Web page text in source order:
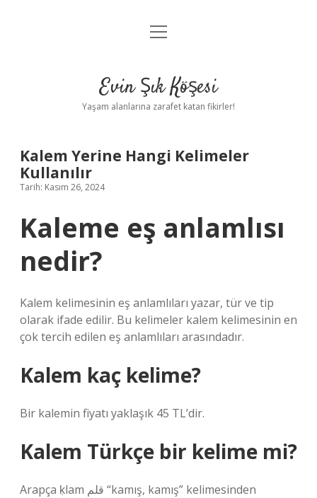
Anasayfa
Yasal Uyarı
menüyü
Evin Şık Köşesi
Yaşam alanlarına zarafet katan fikirler!
Kalem Yerine Hangi Kelimeler
Kullanılır
Tarih: Kasım 26, 2024
Kaleme eş anlamlısı
nedir?
Kalem kelimesinin eş anlamlıları yazar, tür ve tip
olarak ifade edilir. Bu kelimeler kalem kelimesinin en
çok tercih edilen eş anlamlıları arasındadır.
Kalem kaç kelime?
Bir kalemin fiyatı yaklaşık 45 TL’dir.
Kalem Türkçe bir kelime mi?
Arapça ḳlam قلم “kamış, kamış” kelimesinden